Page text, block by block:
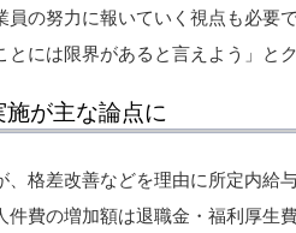
員の努力に報いていく視点も必要
には限界があると言えよう」と
が主な論点に
格差改善などを理由に所定内給
費の増加額は退職金・福利厚生